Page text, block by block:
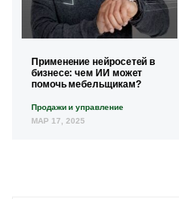
Применение нейросетей в
бизнесе: чем ИИ может
помочь мебельщикам?
Продажи и управление
МАР 17, 2025